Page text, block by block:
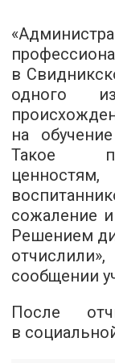
в
одного
на
Такое
сожаление
Решением
сообщении
После
в